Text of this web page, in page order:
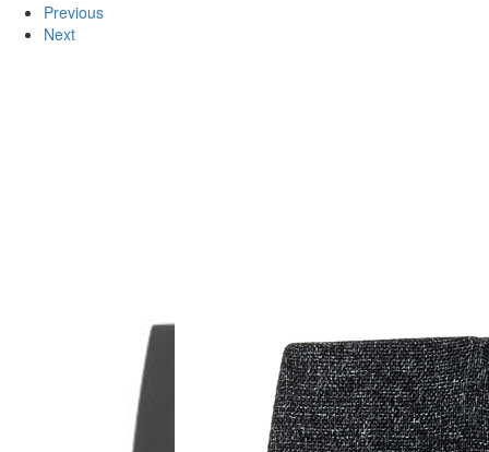
Previous
Next